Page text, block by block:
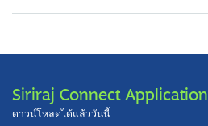
Siriraj Connect Application
ดาวน์โหลดได้แล้ววันนี้